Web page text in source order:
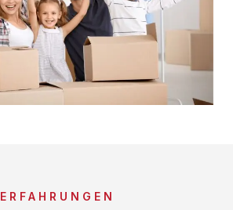
ERFAHRUNGEN